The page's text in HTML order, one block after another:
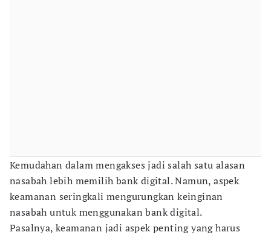
Kemudahan dalam mengakses jadi salah satu alasan
nasabah lebih memilih bank digital. Namun, aspek
keamanan seringkali mengurungkan keinginan
nasabah untuk menggunakan bank digital.
Pasalnya, keamanan jadi aspek penting yang harus